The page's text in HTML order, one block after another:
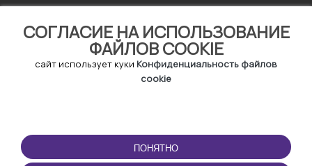
СОГЛАСИЕ НА ИСПОЛЬЗОВАНИЕ
ФАЙЛОВ COOKIE
сайт использует куки Конфиденциальность файлов
cookie
ПОНЯТНО
ЭКСПЛУАТАЦИИ
Условия и положения
ПРИЛОЖЕНИЕ